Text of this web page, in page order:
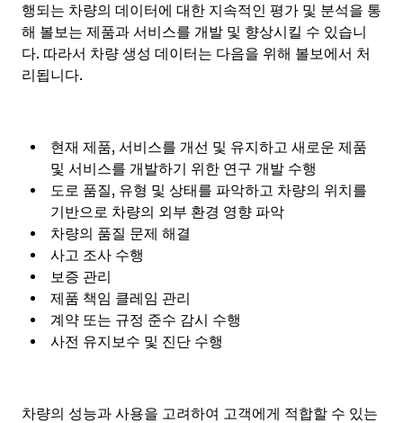
행되는 차량의 데이터에 대한 지속적인 평가 및 분석을 통
해 볼보는 제품과 서비스를 개발 및 향상시킬 수 있습니
다. 따라서 차량 생성 데이터는 다음을 위해 볼보에서 처
리됩니다.
현재 제품, 서비스를 개선 및 유지하고 새로운 제품
및 서비스를 개발하기 위한 연구 개발 수행
도로 품질, 유형 및 상태를 파악하고 차량의 위치를
기반으로 차량의 외부 환경 영향 파악
차량의 품질 문제 해결
사고 조사 수행
보증 관리
제품 책임 클레임 관리
계약 또는 규정 준수 감시 수행
사전 유지보수 및 진단 수행
차량의 성능과 사용을 고려하여 고객에게 적합할 수 있는